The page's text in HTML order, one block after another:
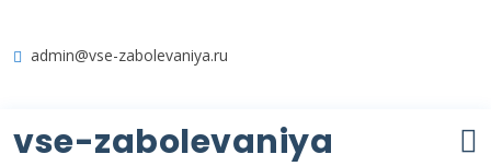
admin@vse-zabolevaniya.ru
vse-zabolevaniya